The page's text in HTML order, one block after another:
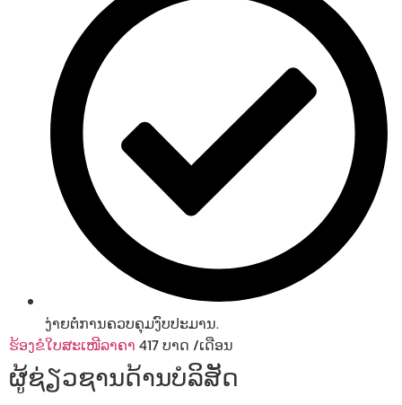
ງ່າຍຕໍ່ການຄວບຄຸມງົບປະມານ.
ຮ້ອງຂໍໃບສະເໜີລາຄາ 417ບາດ /ເດືອນ
ຜູ້ຊ່ຽວຊານດ້ານບໍລິສັດ